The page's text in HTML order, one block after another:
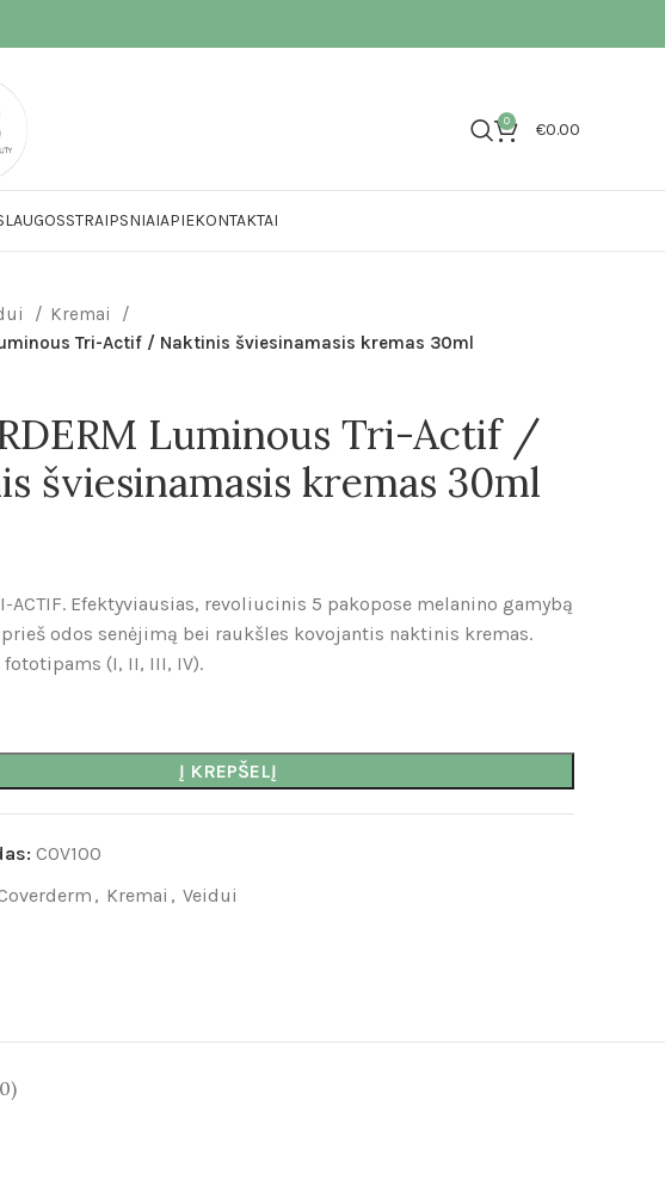
0 €0.00
STRAIPSNIAIAPIEKONTAKTAI
Kremai
Luminous Tri-Actif / Naktinis šviesinamasis kremas 30ml
Luminous Tri-Actif /
šviesinamasis kremas 30ml
ACTIF. Efektyviausias, revoliucinis 5 pakopose melanino gamybą
odos senėjimą bei raukšles kovojantis naktinis kremas.
(I, II, III, IV).
Į KREPŠELĮ
COV100
, Kremai , Veidui